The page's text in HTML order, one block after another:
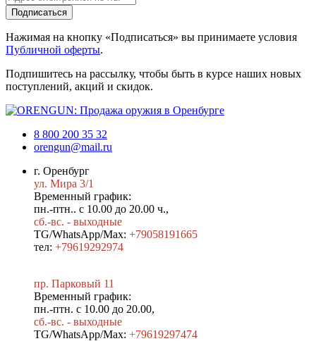
Подписаться
Нажимая на кнопку «Подписаться» вы принимаете условия
Публичной оферты.
Подпишитесь на рассылку, чтобы быть в курсе наших новых
поступлений, акций и скидок.
8 800 200 35 32
orengun@mail.ru
г. Оренбург
ул. Мира 3/1
Временный график:
пн.-птн.. с 10.00 до 20.00 ч.,
сб.-вс. - выходные
TG/WhatsApp/Max: +79058191665
тел: +79619292974
пр. Парковый 11
Временный график:
пн.-птн. с 10.00 до 20.00,
сб.-вс. - выходные
TG/WhatsApp/Max: +79619297474